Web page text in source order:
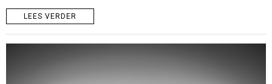
LEES VERDER